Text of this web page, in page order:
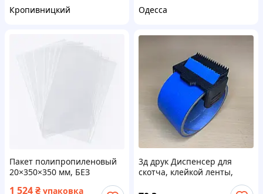
Кропивницкий
Одесса
Пакет полипропиленовый
20×350×350 мм, БЕЗ
1 524₴ упаковка
3д друк Диспенсер для
скотча, клейкой ленты,